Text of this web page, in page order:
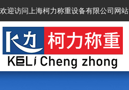
欢迎访问上海柯力称重设备有限公司网站